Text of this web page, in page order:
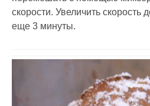
скорости. Увеличить скорость
еще 3 минуты.